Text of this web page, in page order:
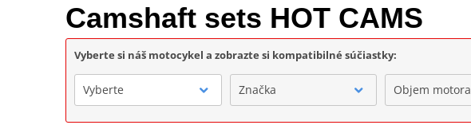
Camshaft sets HOT CAMS
Vyberte si náš motocykel a zobrazte si kompatibilné súčiastky:
Vyberte Značka Objem motora